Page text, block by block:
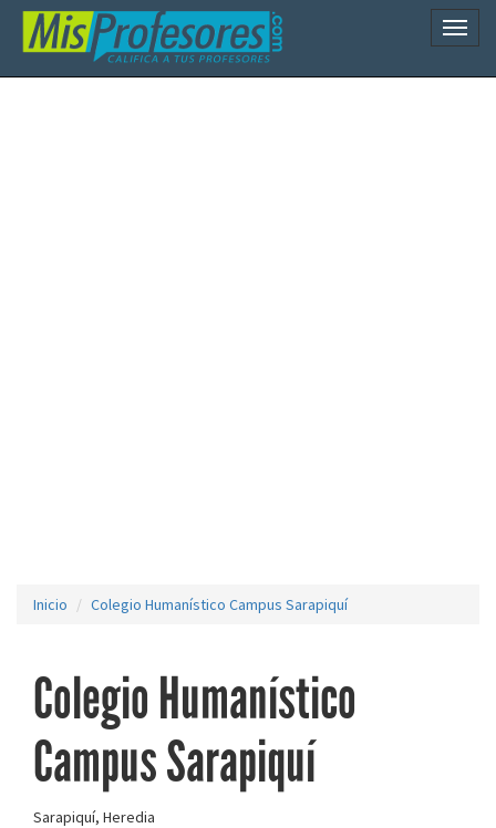
Inicio Colegio Humanístico Campus Sarapiquí
Colegio Humanístico
Campus Sarapiquí
Sarapiquí, Heredia